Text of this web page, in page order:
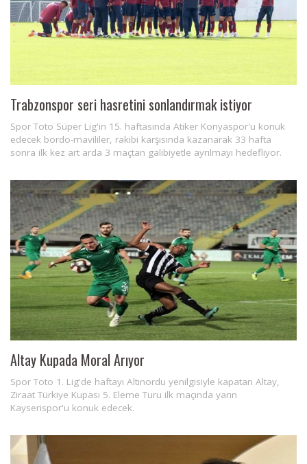
Trabzonspor seri hasretini sonlandırmak istiyor
Spor Toto Süper Lig'in 15. haftasında Atiker Konyaspor'u konuk
edecek bordo-mavililer, rakibi karşısında kazanarak 33 hafta
sonra ilk kez art arda 3 maçtan galibiyetle ayrılmayı hedefliyor.
Altay Kupada Moral Arıyor
Spor Toto 1. Lig'de haftayı Altınordu yenilgisiyle kapatan Altay,
Ziraat Türkiye Kupası 5. Eleme Turu ilk maçında yarın
Kayserispor'u konuk edecek.